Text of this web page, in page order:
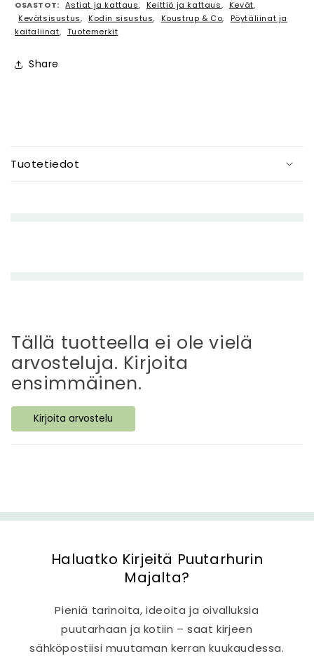
OSASTOT: Astiat ja kattaus, Keittiö ja kattaus, Kevät,
Kevätsisustus, Kodin sisustus, Koustrup & Co,
Pöytäliinat ja
kaitaliinat, Tuotemerkit
Share
e
ä
s
i
s
ä
l
Tuotetiedot
Tällä tuotteella ei ole vielä
arvosteluja. Kirjoita
ensimmäinen.
Kirjoita arvostelu
Haluatko Kirjeitä Puutarhurin
Majalta?
Pieniä tarinoita, ideoita ja oivalluksia
puutarhaan ja kotiin – saat kirjeen
sähköpostiisi muutaman kerran kuukaudessa.